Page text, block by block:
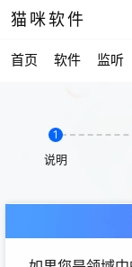
猫咪软件
首页 软件 监听
1
说明